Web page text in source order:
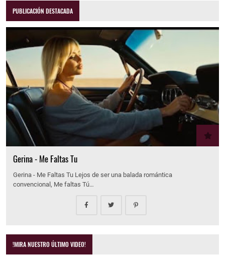
PUBLICACIÓN DESTACADA
Gerina - Me Faltas Tu
Gerina - Me Faltas Tu Lejos de ser una balada romántica
convencional, Me faltas Tú…
!MIRA NUESTRO ÚLTIMO VIDEO!